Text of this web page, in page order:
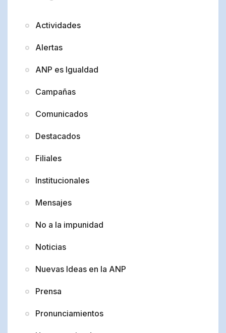
Actividades
Alertas
ANP es Igualdad
Campañas
Comunicados
Destacados
Filiales
Institucionales
Mensajes
No a la impunidad
Noticias
Nuevas Ideas en la ANP
Prensa
Pronunciamientos